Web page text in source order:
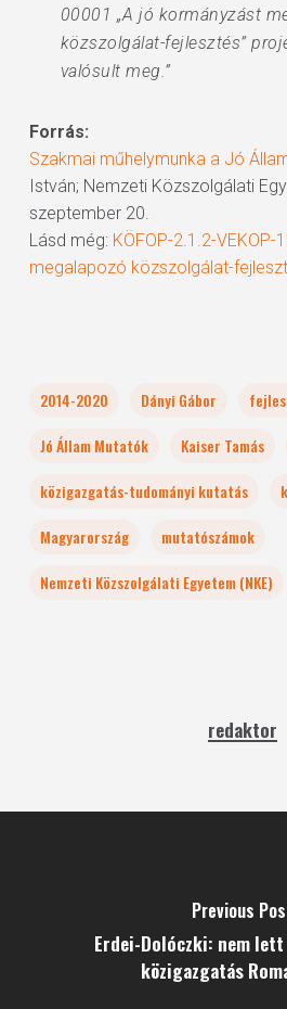
00001 „A jó kormányzást
közszolgálat-fejlesztés”
valósult meg.”
Forrás:
Szakmai műhelymunka a Jó
István; Nemzeti Közszolgálati
szeptember 20.
Lásd még: KÖFOP-2.1.2-
megalapozó közszolgálat-
2014-2020 Dányi Gábor
Jó Állam Mutatók
Kaiser Tamás
közigazgatás-tudományi kutatás
Magyarország
mutatószámok
Nemzeti Közszolgálati Egyetem (NKE)
redaktor
Previous
Erdei-Dolóczki: nem
közigazgatás